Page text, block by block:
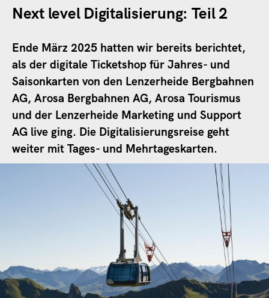
Next level Digitalisierung: Teil 2
Ende März 2025 hatten wir bereits berichtet,
als der digitale Ticketshop für Jahres- und
Saisonkarten von den Lenzerheide Bergbahnen
AG, Arosa Bergbahnen AG, Arosa Tourismus
und der Lenzerheide Marketing und Support
AG live ging. Die Digitalisierungsreise geht
weiter mit Tages- und Mehrtageskarten.